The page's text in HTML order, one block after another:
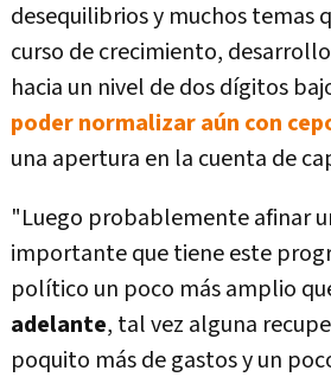
desequilibrios y muchos temas
curso de crecimiento,
hacia un nivel de dos dígitos
poder normalizar aún con
una apertura en la cuenta de
"Luego probablemente afinar
importante que tiene este
político un poco más amplio
adelante, tal vez alguna
poquito más de gastos y un